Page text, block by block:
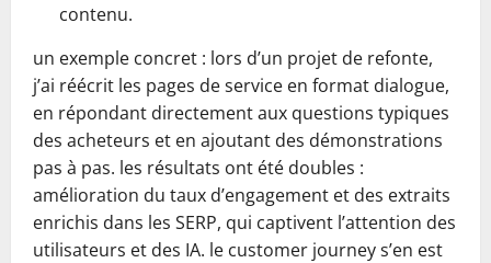
contenu.
un exemple concret : lors d’un projet de refonte,
j’ai réécrit les pages de service en format dialogue,
en répondant directement aux questions typiques
des acheteurs et en ajoutant des démonstrations
pas à pas. les résultats ont été doubles :
amélioration du taux d’engagement et des extraits
enrichis dans les SERP, qui captivent l’attention des
utilisateurs et des IA. le customer journey s’en est